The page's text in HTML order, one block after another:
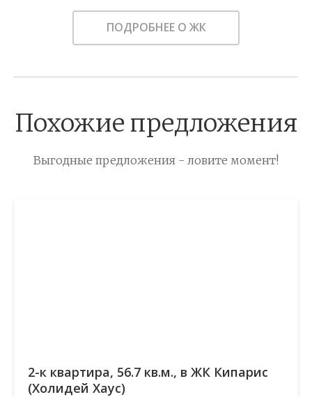
ПОДРОБНЕЕ О ЖК
Похожие предложения
Выгодные предложения - ловите момент!
2-к квартира, 56.7 кв.м., в ЖК Кипарис
(Холидей Хаус)